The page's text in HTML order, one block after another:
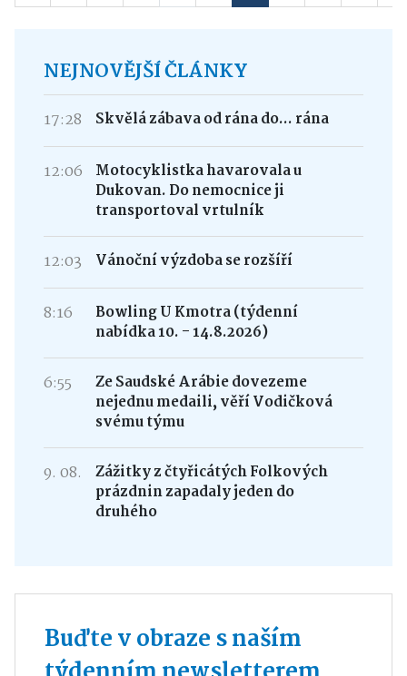
NEJNOVĚJŠÍ ČLÁNKY
17:28 Skvělá zábava od rána do... rána
12:06
Motocyklistka havarovala u
Dukovan. Do nemocnice ji
transportoval vrtulník
12:03 Vánoční výzdoba se rozšíří
8:16
Bowling U Kmotra (týdenní
nabídka 10. - 14.8.2026)
6:55
Ze Saudské Arábie dovezeme
nejednu medaili, věří Vodičková
svému týmu
9. 08.
Zážitky z čtyřicátých Folkových
prázdnin zapadaly jeden do
druhého
Buďte v obraze s naším